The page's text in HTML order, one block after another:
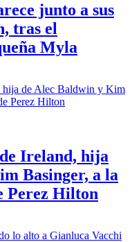
junto a sus
tras el
Myla
Ireland, hija
Basinger, a la
Perez Hilton